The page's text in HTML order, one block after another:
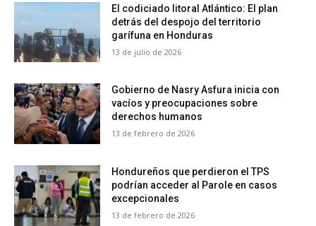
El codiciado litoral Atlántico: El plan
detrás del despojo del territorio
garífuna en Honduras
13 de julio de 2026
Gobierno de Nasry Asfura inicia con
vacíos y preocupaciones sobre
derechos humanos
13 de febrero de 2026
Hondureños que perdieron el TPS
podrían acceder al Parole en casos
excepcionales
13 de febrero de 2026